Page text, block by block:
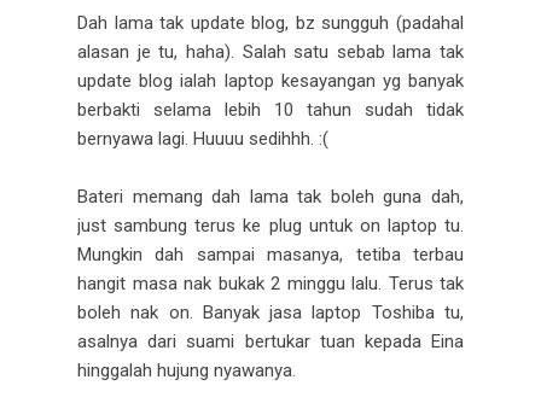
Dah lama tak update blog, bz sungguh (padahal
alasan je tu, haha). Salah satu sebab lama tak
update blog ialah laptop kesayangan yg banyak
berbakti selama lebih 10 tahun sudah tidak
bernyawa lagi. Huuuu sedihhh. :(
Bateri memang dah lama tak boleh guna dah,
just sambung terus ke plug untuk on laptop tu.
Mungkin dah sampai masanya, tetiba terbau
hangit masa nak bukak 2 minggu lalu. Terus tak
boleh nak on. Banyak jasa laptop Toshiba tu,
asalnya dari suami bertukar tuan kepada Eina
hinggalah hujung nyawanya.